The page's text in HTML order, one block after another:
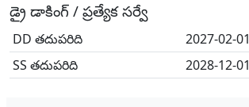
డ్రై డాకింగ్ / ప్రత్యేక సర్వే
DD తదుపరిది
2027-02-01
SS తదుపరిది
2028-12-01